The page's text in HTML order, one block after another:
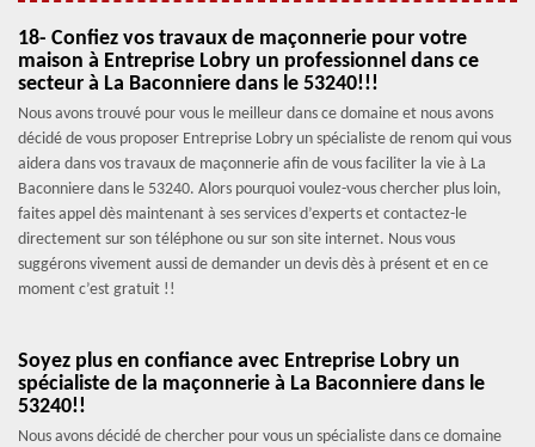
18- Confiez vos travaux de maçonnerie pour votre
maison à Entreprise Lobry un professionnel dans ce
secteur à La Baconniere dans le 53240!!!
Nous avons trouvé pour vous le meilleur dans ce domaine et nous avons
décidé de vous proposer Entreprise Lobry un spécialiste de renom qui vous
aidera dans vos travaux de maçonnerie afin de vous faciliter la vie à La
Baconniere dans le 53240. Alors pourquoi voulez-vous chercher plus loin,
faites appel dès maintenant à ses services d’experts et contactez-le
directement sur son téléphone ou sur son site internet. Nous vous
suggérons vivement aussi de demander un devis dès à présent et en ce
moment c’est gratuit !!
Soyez plus en confiance avec Entreprise Lobry un
spécialiste de la maçonnerie à La Baconniere dans le
53240!!
Nous avons décidé de chercher pour vous un spécialiste dans ce domaine